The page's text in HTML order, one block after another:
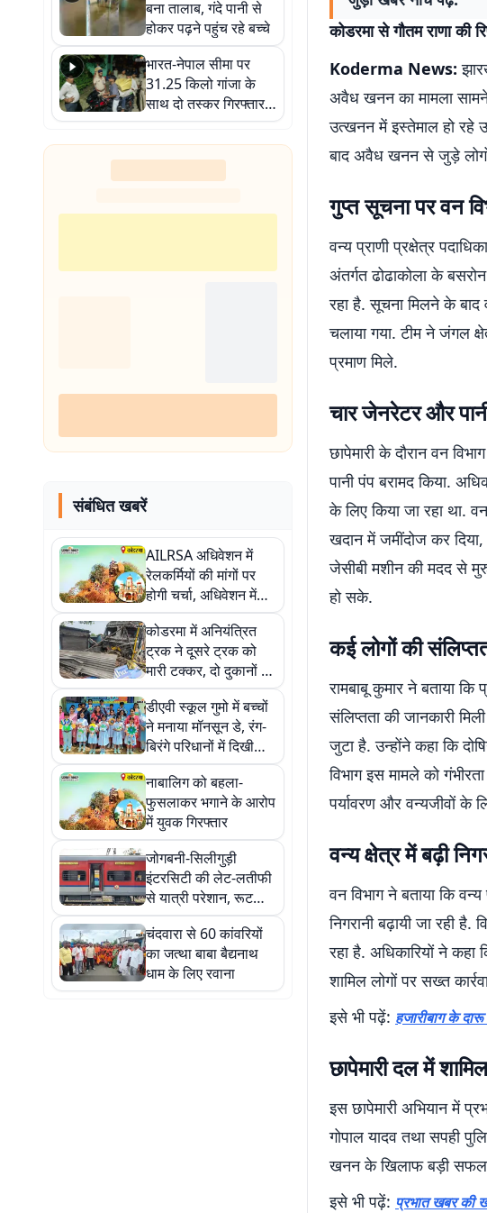
बना तालाब, गंदे पानी से
होकर पढ़ने पहुंच रहे बच्चे
भारत-नेपाल सीमा पर
31.25 किलो गांजा के
साथ दो तस्कर गिरफ्तार,
नेपाली नंबर की बाइक
जब्त
संबंधित खबरें
AILRSA अधिवेशन में
रेलकर्मियों की मांगों पर
होगी चर्चा, अधिवेशन में
उठेंगे कर्मियों के मुद्दे
कोडरमा में अनियंत्रित
ट्रक ने दूसरे ट्रक को
मारी टक्कर, दो दुकानों को
किया ध्वस्त
डीएवी स्कूल गुमो में बच्चों
ने मनाया मॉनसून डे, रंग-
बिरंगे परिधानों में दिखी
बारिश की झलक
नाबालिग को बहला-
फुसलाकर भगाने के आरोप
में युवक गिरफ्तार
जोगबनी-सिलीगुड़ी
इंटरसिटी की लेट-लतीफी
से यात्री परेशान, रूट
बदलने की उठी मांग
चंदवारा से 60 कांवरियों
का जत्था बाबा बैद्यनाथ
धाम के लिए रवाना
कोडरमा से गौतम राणा की
Koderma News:
अवैध खनन का मामला
उत्खनन में इस्तेमाल हो रहे
बाद अवैध खनन से जुड़े
गुप्त सूचना पर वन
वन्य प्राणी प्रक्षेत्र
अंतर्गत ढोढाकोला के
रहा है. सूचना मिलने के बाद
चलाया गया. टीम ने जंगल
प्रमाण मिले.
चार जेनरेटर और
छापेमारी के दौरान वन
पानी पंप बरामद किया.
के लिए किया जा रहा था.
खदान में जमींदोज कर
जेसीबी मशीन की मदद से
हो सके.
कई लोगों की
रामबाबू कुमार ने बताया
संलिप्तता की जानकारी
जुटा है. उन्होंने कहा कि
विभाग इस मामले को
पर्यावरण और वन्यजीवों के
वन्य क्षेत्र में बढ़ी
वन विभाग ने बताया कि
निगरानी बढ़ायी जा रही
रहा है. अधिकारियों ने
शामिल लोगों पर सख्त
इसे भी पढ़ें: हजारीबाग के
छापेमारी दल में
इस छापेमारी अभियान में
गोपाल यादव तथा सपही
खनन के खिलाफ बड़ी
इसे भी पढ़ें: प्रभात खबर की